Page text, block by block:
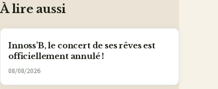
À lire aussi
Innoss’B, le concert de ses rêves est
officiellement annulé !
08/08/2026